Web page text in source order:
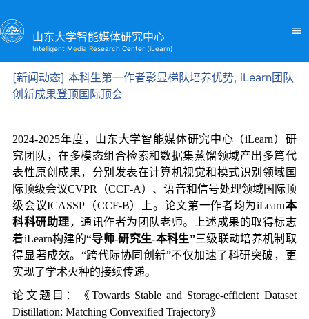
山东大学智能媒体研究中心
Intelligent Media Research Center (iLearn)
[新闻动态] 本科生第一作者彰显梯队培养优势, iLearn团队
创新成果登顶国际顶会
2024-2025年度，山东大学智能媒体研究中心（iLearn）研
究团队，在多模态组合检索和数据集蒸馏领域产出多篇代
表性原创成果，分别发表在计算机视觉和模式识别领域国
际顶级会议CVPR（CCF-A）、语音和信号处理领域国际顶
级会议ICASSP（CCF-B）上。论文第一作者均为iLearn本
科科研助理，通讯作者为团队老师。上述成果的取得标志
着iLearn构建的“导师-研究生-本科生”三级联动培养机制取
得显著成效。“跨代际协同创新”不仅加速了科研突破，更
实现了学术火种的接续传递。
论文题目：《Towards Stable and Storage-efficient Dataset
Distillation: Matching Convexified Trajectory》